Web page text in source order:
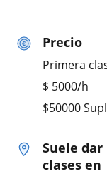
Precio
Primera
$ 5000/h
$50000
Suele dar
clases en